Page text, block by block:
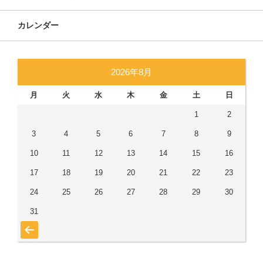
カレンダー
2026年8月
月 火 水 木 金 土 日
1 2
3 4 5 6 7 8 9
10 11 12 13 14 15 16
17 18 19 20 21 22 23
24 25 26 27 28 29 30
31
« 7月